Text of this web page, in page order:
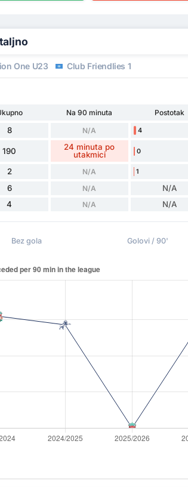
One U23 Club Friendlies 1
Na 90 minuta
Postotak
8 N/A 4
190
24 minuta po
utakmici
0
2 N/A 1
6 N/A N/A
4 N/A N/A
Bez gola Golovi / 90'